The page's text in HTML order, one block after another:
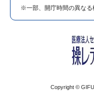
※一部、開庁時間の異なる
Copyright ©